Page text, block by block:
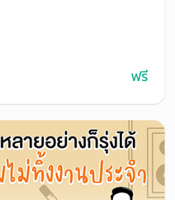
คนิคบริหารเงินสำหรับ Travel
ฟรี